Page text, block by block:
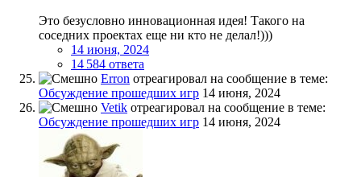
Это безусловно инновационная идея! Такого на
соседних проектах еще ни кто не делал!)))
14 июня, 2024
14 584 ответа
Erron отреагировал на сообщение в теме:
Обсуждение прошедших игр 14 июня, 2024
Vetik отреагировал на сообщение в теме:
Обсуждение прошедших игр 14 июня, 2024